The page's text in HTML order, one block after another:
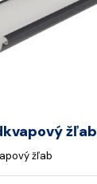
žľab
žľab